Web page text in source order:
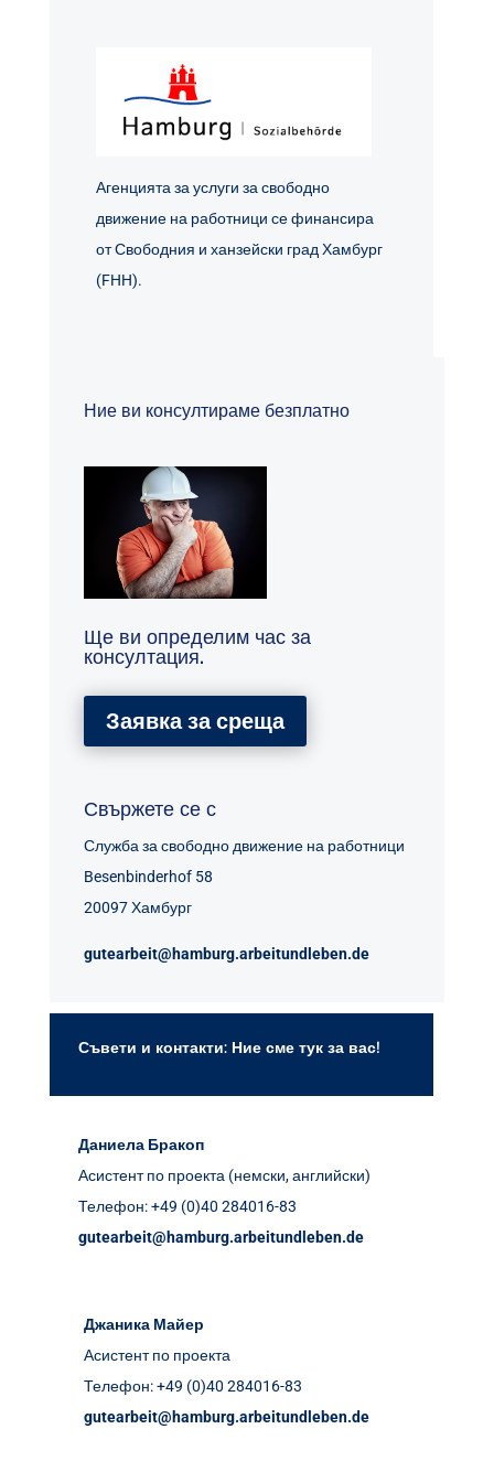
Агенцията за услуги за свободно
движение на работници се финансира
от Свободния и ханзейски град Хамбург
(FHH).
Ние ви консултираме безплатно
Ще ви определим час за
консултация.
Заявка за среща
Свържете се с
Служба за свободно движение на работници
Besenbinderhof 58
20097 Хамбург
gutearbeit@hamburg.arbeitundleben.de
Съвети и контакти: Ние сме тук за вас!
Даниела Бракоп
Асистент по проекта (немски, английски)
Телефон: +49 (0)40 284016-83
gutearbeit@hamburg.arbeitundleben.de
Джаника Майер
Асистент по проекта
Телефон: +49 (0)40 284016-83
gutearbeit@hamburg.arbeitundleben.de